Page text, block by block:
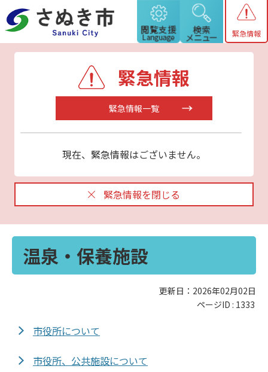
緊急情報
緊急情報
緊急情報一覧
現在、緊急情報はございません。
緊急情報を閉じる
温泉・保養施設
更新日：2026年02月02日
ページID : 1333
市役所について
市役所、公共施設について